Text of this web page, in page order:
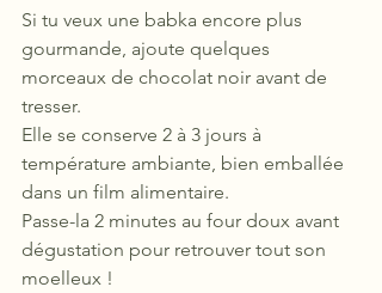
Si tu veux une babka encore plus
gourmande, ajoute quelques
morceaux de chocolat noir avant de
tresser.
Elle se conserve 2 à 3 jours à
température ambiante, bien emballée
dans un film alimentaire.
Passe-la 2 minutes au four doux avant
dégustation pour retrouver tout son
moelleux !